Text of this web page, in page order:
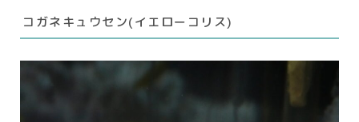
コガネキュウセン(イエローコリス)